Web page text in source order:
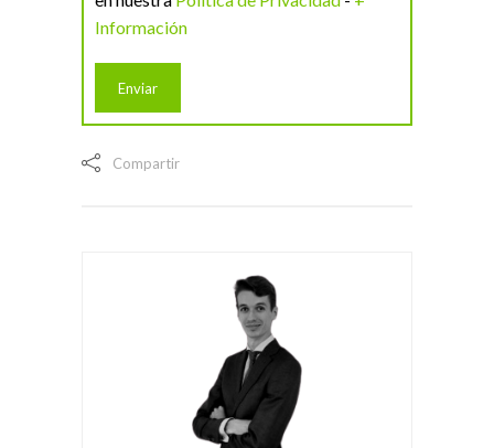
Información
Compartir